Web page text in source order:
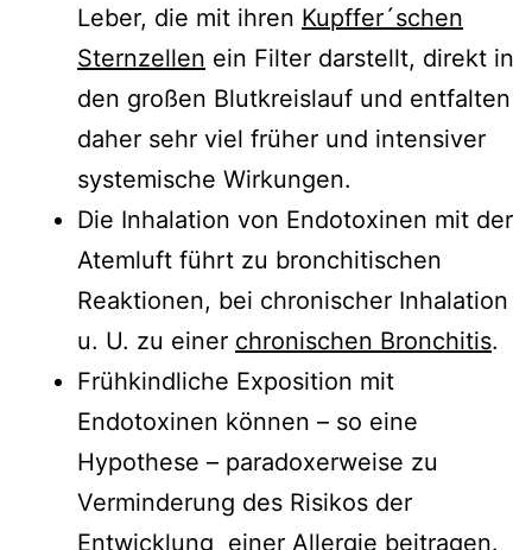
Leber, die mit ihren Kupffer´schen
Sternzellen ein Filter darstellt, direkt in
den großen Blutkreislauf und entfalten
daher sehr viel früher und intensiver
systemische Wirkungen.
Die Inhalation von Endotoxinen mit der
Atemluft führt zu bronchitischen
Reaktionen, bei chronischer Inhalation
u. U. zu einer chronischen Bronchitis.
Frühkindliche Exposition mit
Endotoxinen können – so eine
Hypothese – paradoxerweise zu
Verminderung des Risikos der
Entwicklung einer Allergie beitragen.